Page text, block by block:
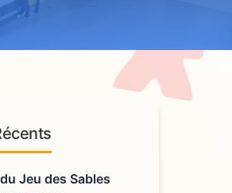
Jeu des Sables